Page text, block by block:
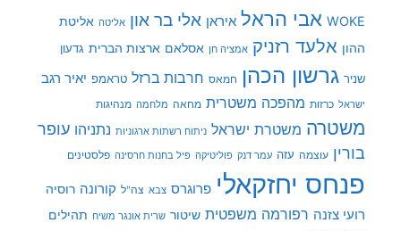
WOKE אבי הראל איראן אלי בר און אליטה אליטת
ההון אלעד רזניק אמציה חן אסלאם ארצות הברית גדעון
שניר גרשון הכהן חמאס חרבות ברזל טראמפ יאיר רגב
ישראל כרזות מהפכה משטרית מחאה מלחמה מנהיגות
משטרה משטרת ישראל ניתוח רשתות ארגוניות נתניהו עופר
בורין עוצמה עזה עמר דנק פוליטיקה פיל בחנות חרסינה פלסטינים
פנחס יחזקאלי פרוגרס צבא צה"ל קורונה רוסיה
רועי צזנה רפורמה משפטית שיטור שרית אונגר משיח תהילים